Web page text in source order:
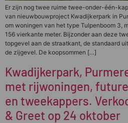
Er zijn nog twee ruime twee-onder-één-
van nieuwbouwproject Kwadijkerpark in
om woningen van het type Tulpenboom 3,
156 vierkante meter. Bijzonder aan deze
topgevel aan de straatkant, de standaard
de zijgevel. De koopsommen […]
Kwadijkerpark,
met rijwoningen,
en tweekappers.
& Greet op 24 oktober